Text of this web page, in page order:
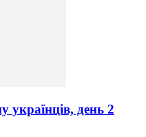
українців, день 2